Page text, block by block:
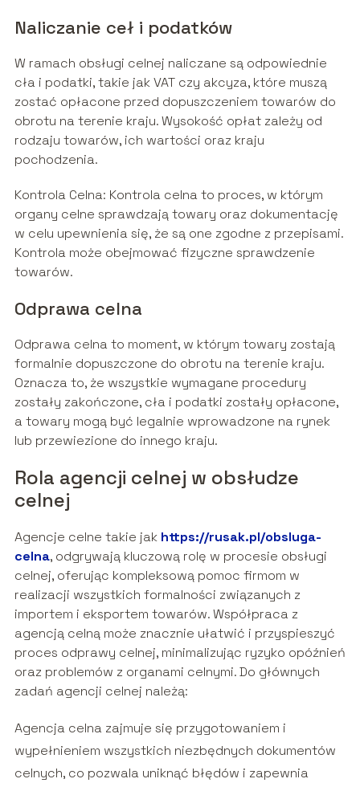
Naliczanie ceł i podatków
W ramach obsługi celnej naliczane są odpowiednie
cła i podatki, takie jak VAT czy akcyza, które muszą
zostać opłacone przed dopuszczeniem towarów do
obrotu na terenie kraju. Wysokość opłat zależy od
rodzaju towarów, ich wartości oraz kraju
pochodzenia.
Kontrola Celna: Kontrola celna to proces, w którym
organy celne sprawdzają towary oraz dokumentację
w celu upewnienia się, że są one zgodne z przepisami.
Kontrola może obejmować fizyczne sprawdzenie
towarów.
Odprawa celna
Odprawa celna to moment, w którym towary zostają
formalnie dopuszczone do obrotu na terenie kraju.
Oznacza to, że wszystkie wymagane procedury
zostały zakończone, cła i podatki zostały opłacone,
a towary mogą być legalnie wprowadzone na rynek
lub przewiezione do innego kraju.
Rola agencji celnej w obsłudze
celnej
Agencje celne takie jak https://rusak.pl/obsluga-
celna, odgrywają kluczową rolę w procesie obsługi
celnej, oferując kompleksową pomoc firmom w
realizacji wszystkich formalności związanych z
importem i eksportem towarów. Współpraca z
agencją celną może znacznie ułatwić i przyspieszyć
proces odprawy celnej, minimalizując ryzyko opóźnień
oraz problemów z organami celnymi. Do głównych
zadań agencji celnej należą:
Agencja celna zajmuje się przygotowaniem i
wypełnieniem wszystkich niezbędnych dokumentów
celnych, co pozwala uniknąć błędów i zapewnia